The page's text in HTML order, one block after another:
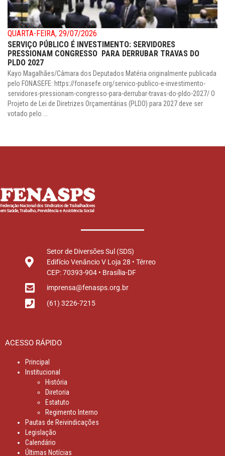
QUARTA-FEIRA, 29/07/2026
SERVIÇO PÚBLICO É INVESTIMENTO: SERVIDORES
PRESSIONAM CONGRESSO PARA DERRUBAR TRAVAS DO
PLDO 2027
Kayo Magalhães/Câmara dos Deputados Matéria originalmente publicada
pelo FONASEFE: https://fonasefe.org/servico-publico-e-investimento-
servidores-pressionam-congresso-para-derrubar-travas-do-pldo-2027/ O
Projeto de Lei de Diretrizes Orçamentárias (PLDO) para 2027 deve ser
votado pelo ...
Setor de Diversões Sul (SDS)
Edifício Venâncio V Loja 28 • Térreo
CEP: 70393-904 • Brasília-DF
imprensa@fenasps.org.br
(61) 3226-7215
ACESSO RÁPIDO
Principal
Institucional
História
Diretoria
Estatuto
Regimento Interno
Pautas de Reivindicações
Legislação
Calendário
Últimas Notícias